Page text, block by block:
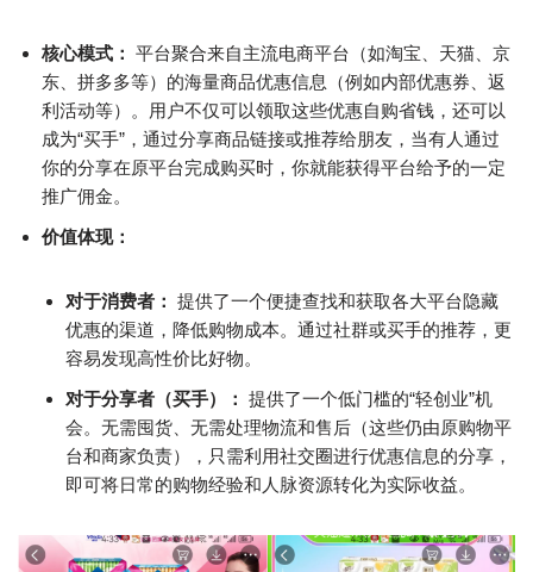
核心模式： 平台聚合来自主流电商平台（如淘宝、天猫、京
东、拼多多等）的海量商品优惠信息（例如内部优惠券、返
利活动等）。用户不仅可以领取这些优惠自购省钱，还可以
成为“买手”，通过分享商品链接或推荐给朋友，当有人通过
你的分享在原平台完成购买时，你就能获得平台给予的一定
推广佣金。
价值体现：
对于消费者： 提供了一个便捷查找和获取各大平台隐藏
优惠的渠道，降低购物成本。通过社群或买手的推荐，更
容易发现高性价比好物。
对于分享者（买手）： 提供了一个低门槛的“轻创业”机
会。无需囤货、无需处理物流和售后（这些仍由原购物平
台和商家负责），只需利用社交圈进行优惠信息的分享，
即可将日常的购物经验和人脉资源转化为实际收益。